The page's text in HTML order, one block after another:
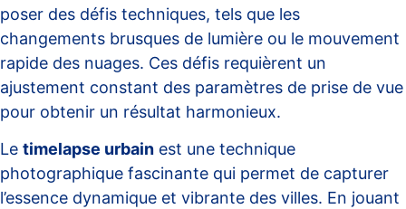
poser des défis techniques, tels que les
changements brusques de lumière ou le mouvement
rapide des nuages. Ces défis requièrent un
ajustement constant des paramètres de prise de vue
pour obtenir un résultat harmonieux.
Le timelapse urbain est une technique
photographique fascinante qui permet de capturer
l’essence dynamique et vibrante des villes. En jouant